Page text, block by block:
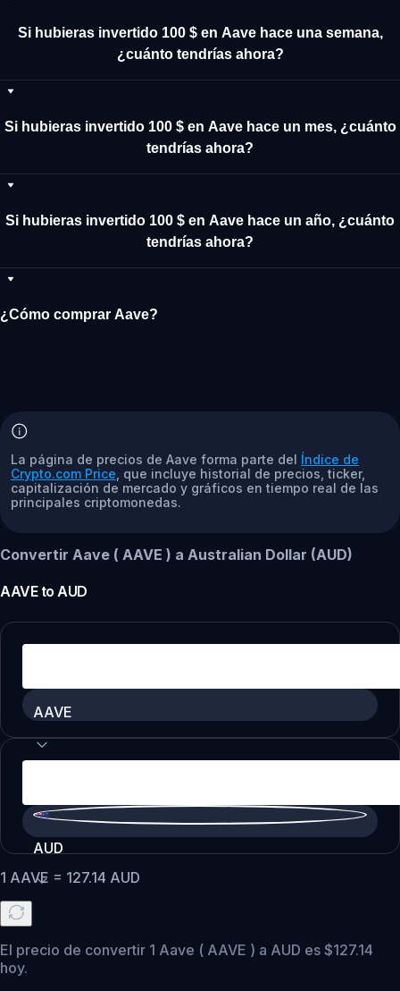
Si hubieras invertido 100 $ en Aave hace una semana,
¿cuánto tendrías ahora?
Si hubieras invertido 100 $ en Aave hace un mes, ¿cuánto
tendrías ahora?
Si hubieras invertido 100 $ en Aave hace un año, ¿cuánto
tendrías ahora?
¿Cómo comprar Aave?
La página de precios de Aave forma parte del Índice de
Crypto.com Price , que incluye historial de precios, ticker,
capitalización de mercado y gráficos en tiempo real de las
principales criptomonedas.
Convertir Aave ( AAVE ) a Australian Dollar (AUD)
AAVEtoAUD
AAVE
AUD
1 AAVE = 127.14 AUD
El precio de convertir 1 Aave ( AAVE ) a AUD es $127.14
hoy.